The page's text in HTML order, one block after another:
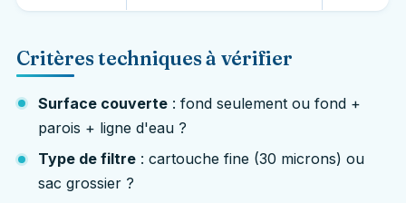
Critères techniques à vérifier
Surface couverte : fond seulement ou fond +
parois + ligne d'eau ?
Type de filtre : cartouche fine (30 microns) ou
sac grossier ?